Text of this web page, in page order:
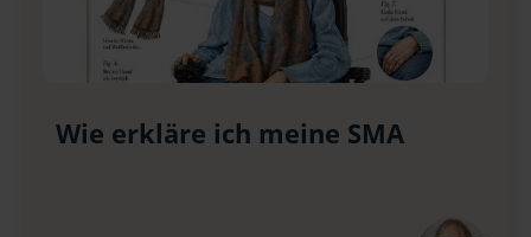
Wie erkläre ich meine SMA